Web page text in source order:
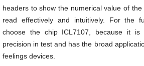
headers to show the numerical value of
read effectively and intuitively. For the
choose the chip ICL7107, because it
precision in test and has the broad
feelings devices.